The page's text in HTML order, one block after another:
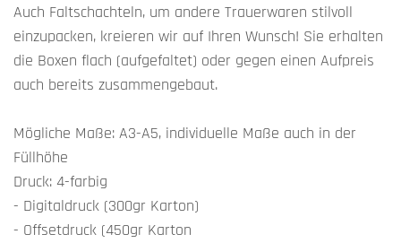
Auch Faltschachteln, um andere Trauerwaren stilvoll
einzupacken, kreieren wir auf Ihren Wunsch! Sie erhalten
die Boxen flach (aufgefaltet) oder gegen einen Aufpreis
auch bereits zusammengebaut.
Mögliche Maße: A3-A5, individuelle Maße auch in der
Füllhöhe
Druck: 4-farbig
- Digitaldruck (300gr Karton)
- Offsetdruck (450gr Karton